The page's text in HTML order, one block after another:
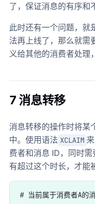
了，保证消息的有序和
此时还有一个问题，就
法再上线了，那么就需
义给其他的消费者处理
7 消息转移
消息转移的操作时将某
中。使用语法 XCLAIM
费者和消息 ID，同时
有超过这个时长，才能
# 当前属于消费者A的